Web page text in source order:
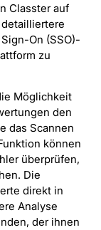
Classter auf
On (SSO)-
zu
Möglichkeit
den
das Scannen
können
überprüfen,
Die
direkt in
Analyse
der ihnen